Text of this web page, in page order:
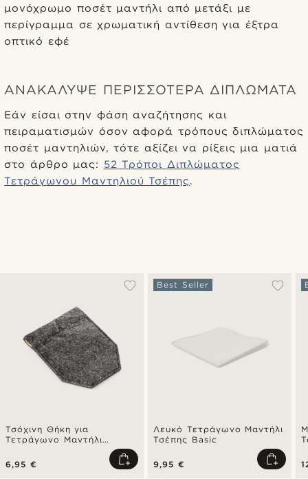
μονόχρωμο ποσέτ μαντήλι από μετάξι με
περίγραμμα σε χρωματική αντίθεση για έξτρα
οπτικό εφέ
ΑΝΑΚΆΛΥΨΕ ΠΕΡΙΣΣΌΤΕΡΑ ΔΙΠΛΏΜΑΤΑ
Εάν είσαι στην φάση αναζήτησης και
πειραματισμών όσον αφορά τρόπους διπλώματος
ποσέτ μαντηλιών, τότε αξίζει να ρίξεις μια ματιά
στο άρθρο μας: 52 Τρόποι Διπλώματος
Τετράγωνου Μαντηλιού Τσέπης.
Τσόχινη Θήκη για
Τετράγωνο Μαντήλι
6,95 €
Λευκό Τετράγωνο Μαντήλι
Τσέπης Basic
Best Seller
9,95 €